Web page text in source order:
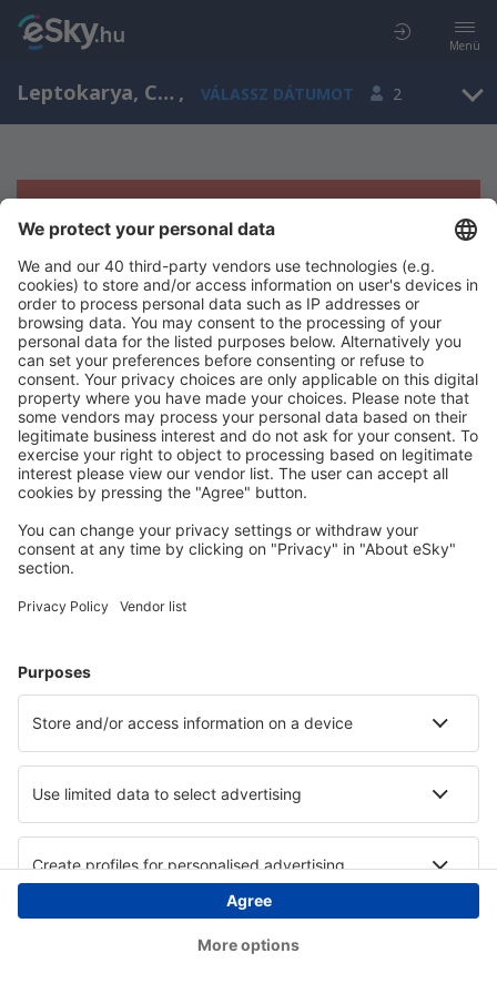
Menü
Leptokarya, Central Macedonia, Görögország , VÁLASSZ DÁTUMOT 2
Sajnos semmilyen eredménnyel nem
szolgálhatunk.
Próbáld meg még egyszer más kritériumot kiválasztva
Copyright © eSky.hu Minden jog fenntartva.